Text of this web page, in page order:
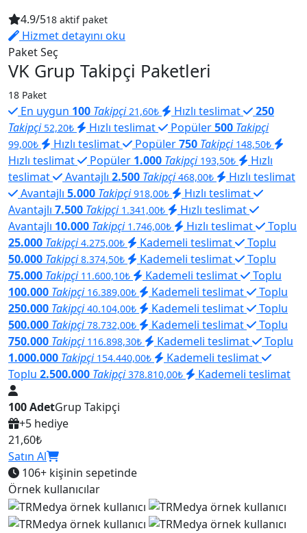
4.9/518 aktif paket
Hizmet detayını oku
Paket Seç
VK Grup Takipçi Paketleri
18 Paket
En uygun 100 Takipçi 21,60₺ Hızlı teslimat
250
Takipçi 52,20₺ Hızlı teslimat Popüler500 Takipçi
99,00₺ Hızlı teslimat Popüler750 Takipçi 148,50₺
Hızlı teslimat Popüler 1.000 Takipçi 193,50₺
Hızlı
teslimat
Avantajlı 2.500 Takipçi 468,00₺
Hızlı teslimat
Avantajlı 5.000 Takipçi 918,00₺
Hızlı teslimat
Avantajlı 7.500 Takipçi 1.341,00₺
Hızlı teslimat
Avantajlı 10.000 Takipçi 1.746,00₺ Hızlı teslimat
Toplu
25.000 Takipçi 4.275,00₺ Kademeli teslimat
Toplu
50.000 Takipçi 8.374,50₺ Kademeli teslimat
Toplu
75.000 Takipçi 11.600,10₺ Kademeli teslimat
Toplu
100.000 Takipçi 16.389,00₺ Kademeli teslimat
Toplu
250.000 Takipçi 40.104,00₺ Kademeli teslimat
Toplu
500.000 Takipçi 78.732,00₺ Kademeli teslimat
Toplu
750.000 Takipçi 116.898,30₺ Kademeli teslimat
Toplu
1.000.000 Takipçi 154.440,00₺
Kademeli teslimat
Toplu 2.500.000 Takipçi 378.810,00₺ Kademeli teslimat
100 AdetGrup Takipçi
+5 hediye
21,60₺
Satın Al
106+ kişinin sepetinde
Örnek kullanıcılar